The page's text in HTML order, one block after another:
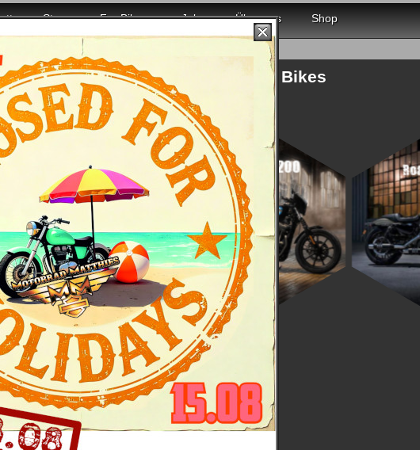
Store For Bikers Jobs Über uns Shop
für Euch da!
Sportster Modelljahr 2018 - die Bikes